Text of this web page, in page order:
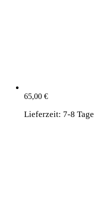
65,00 €
Lieferzeit: 7-8 Tage